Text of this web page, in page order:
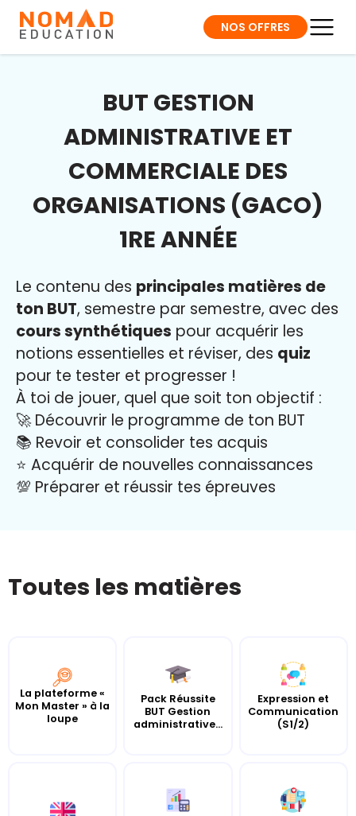
NOS OFFRES
BUT GESTION
ADMINISTRATIVE ET
COMMERCIALE DES
ORGANISATIONS (GACO)
1RE ANNÉE
Le contenu des principales matières de
ton BUT, semestre par semestre, avec des
cours synthétiques pour acquérir les
notions essentielles et réviser, des quiz
pour te tester et progresser !
À toi de jouer, quel que soit ton objectif :
🚀 Découvrir le programme de ton BUT
📚 Revoir et consolider tes acquis
⭐️ Acquérir de nouvelles connaissances
💯 Préparer et réussir tes épreuves
Toutes les matières
La plateforme «
Mon Master » à la
loupe
Pack Réussite
BUT Gestion
administrative...
Expression et
Communication
(S1/2)